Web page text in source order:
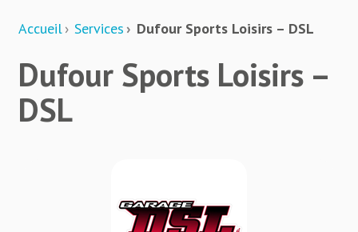
Accueil Services Dufour Sports Loisirs – DSL
Dufour Sports Loisirs –
DSL